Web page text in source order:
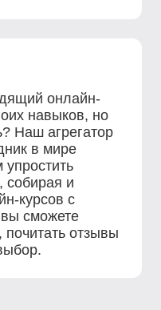
онлайн-
навыков, но
Наш агрегатор
в мире
собирая и
курсов с
сможете
почитать отзывы